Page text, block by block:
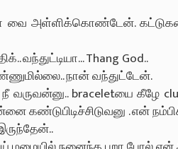
வை அள்ளிக்கொண்டேன்.
வந்துட்டியா... Thang God..
நான் வந்துட்டேன்.
வருவன்னு.. braceletயை கீழே
கண்டுபிடிச்சிடுவனு . என்